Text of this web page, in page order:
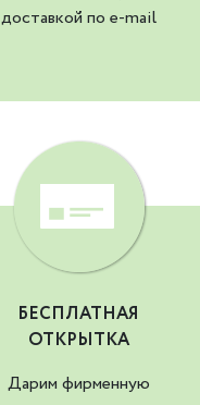
доставкой по e-mail
БЕСПЛАТНАЯ
ОТКРЫТКА
Дарим фирменную